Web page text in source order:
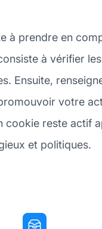
à prendre en
à vérifier
Ensuite,
votre
reste actif
et politiques.